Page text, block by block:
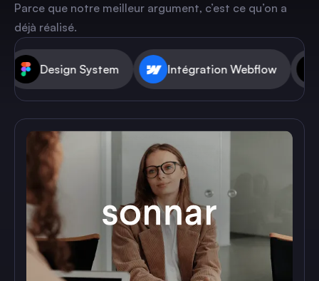
Parce que notre meilleur argument, c’est ce qu’on a
déjà réalisé.
Intégration Webflow Audit UX & UI